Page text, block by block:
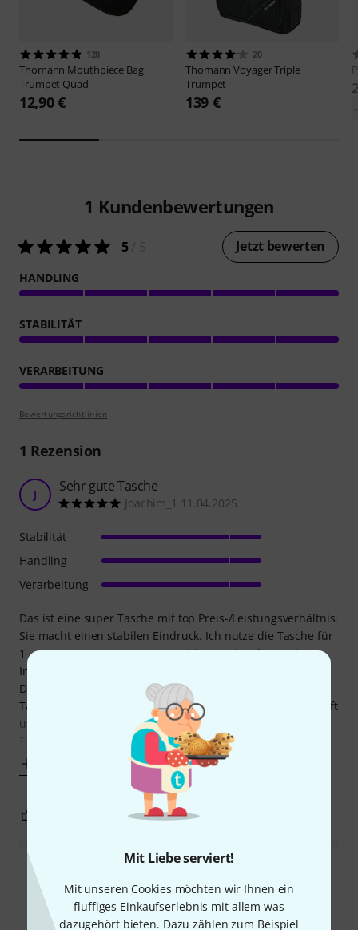
Mit Liebe serviert!
Mit unseren Cookies möchten wir Ihnen ein
fluffiges Einkaufserlebnis mit allem was
dazugehört bieten. Dazu zählen zum Beispiel
128
Thomann Mouthpiece Bag
Trumpet Quad
12,90 €
20
ThomannVoyager Triple
Trumpet
139 €
1 Kundenbewertungen
5/ 5 Jetzt bewerten
HANDLING
STABILITÄT
VERARBEITUNG
Bewertungsrichtlinien
1 Rezension
J Sehr gute Tasche
Joachim_1 11.04.2025
Das ist eine super Tasche mit top Preis-/Leistungsverhältnis.
Sie macht einen stabilen Eindruck. Ich nutze die Tasche für
1 - 3 Trompeten/Kornett. Wenn ich nur ein oder zwei
Instrumente dabei habe, nutze ich die freien Fächer für
Dämpfer und Notenständer. Gut sind auch die kleinen
Taschen an den Schmalseiten für Mundstücke, Ventilöl, Stift
und Kleinkram.
Stabilität
Handling
Verarbeitung
BEWERTUNG MELDEN